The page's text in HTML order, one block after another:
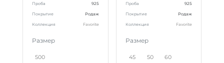
Проба 925
Покрытие Родаж
Коллекция Favorite
Размер
500
Проба 925
Покрытие Родаж
Коллекция Favorite
Размер
45 50 60